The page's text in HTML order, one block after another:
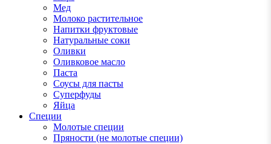
Мед
Молоко растительное
Напитки фруктовые
Натуральные соки
Оливки
Оливковое масло
Паста
Соусы для пасты
Суперфуды
Яйца
Специи
Молотые специи
Пряности (не молотые специи)